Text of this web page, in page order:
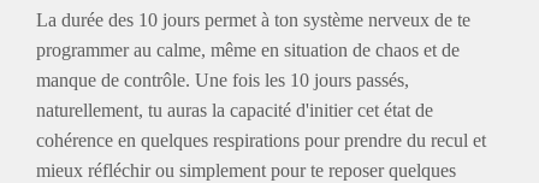
La durée des 10 jours permet à ton système nerveux de te
programmer au calme, même en situation de chaos et de
manque de contrôle. Une fois les 10 jours passés,
naturellement, tu auras la capacité d'initier cet état de
cohérence en quelques respirations pour prendre du recul et
mieux réfléchir ou simplement pour te reposer quelques